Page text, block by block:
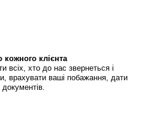
кожного клієнта
всіх, хто до нас звернеться і
врахувати ваші побажання, дати